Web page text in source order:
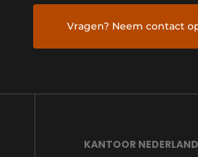
Vragen? Neem contact
KANTOOR NEDERLAND